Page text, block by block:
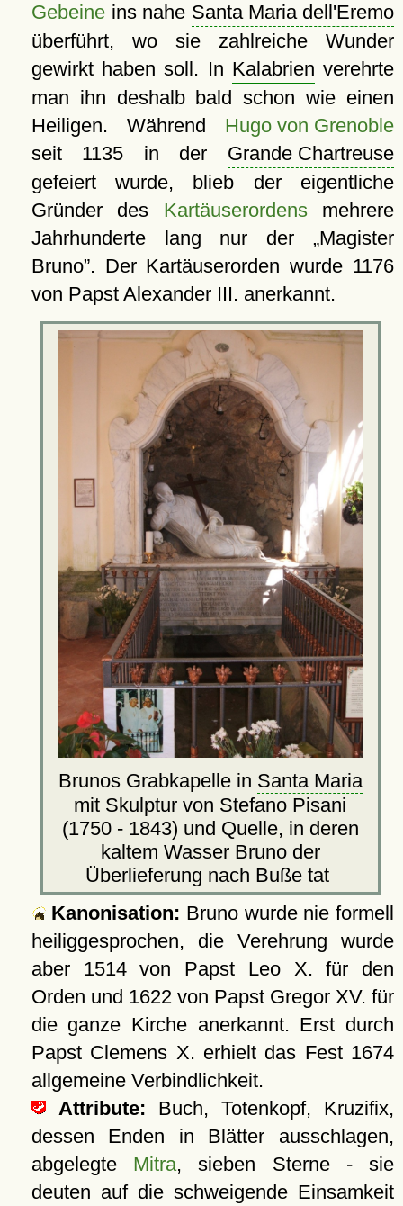
Gebeineins nahe Santa Maria dell'Eremo
überführt, wo sie zahlreiche Wunder
gewirkt haben soll. In Kalabrien verehrte
man ihn deshalb bald schon wie einen
Heiligen. Während Hugo von Grenoble
seit 1135 in der Grande Chartreuse
gefeiert wurde, blieb der eigentliche
Gründer des Kartäuserordensmehrere
Jahrhunderte lang nur der
Magister
Bruno . Der Kartäuserorden wurde 1176
von Papst Alexander III. anerkannt.
Brunos Grabkapelle in Santa Maria
mit Skulptur von Stefano Pisani
(1750 - 1843) und Quelle, in deren
kaltem Wasser Bruno der
Überlieferung nach Buße tat
Kanonisation: Bruno wurde nie formell
heiliggesprochen, die Verehrung wurde
aber 1514 von Papst Leo X. für den
Orden und 1622 von Papst Gregor XV. für
die ganze Kirche anerkannt. Erst durch
Papst Clemens X. erhielt das Fest 1674
allgemeine Verbindlichkeit.
Attribute: Buch, Totenkopf, Kruzifix,
dessen Enden in Blätter ausschlagen,
abgelegte Mitra, sieben Sterne - sie
deuten auf die schweigende Einsamkeit